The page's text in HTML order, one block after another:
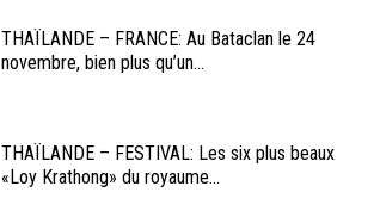
THAÏLANDE – FRANCE: Au Bataclan le 24
novembre, bien plus qu’un...
THAÏLANDE – FESTIVAL: Les six plus beaux
«Loy Krathong» du royaume...